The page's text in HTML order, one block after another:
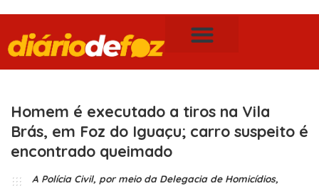
Homem é executado a tiros na Vila
Brás, em Foz do Iguaçu; carro suspeito é
encontrado queimado
A Polícia Civil, por meio da Delegacia de Homicídios,